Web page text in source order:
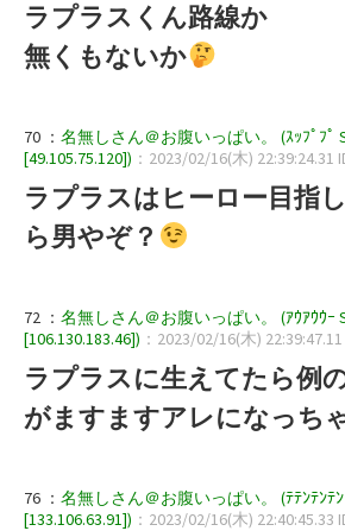
ラプラスくん路線か
無くもないか
70 ： 名無しさん＠お腹いっぱい。 (ｽｯﾌﾟﾌﾟ
[49.105.75.120]) ：2023/02/16(木) 22:39:24.31
ラプラスはヒーロー目指
ら男やぞ？
72 ： 名無しさん＠お腹いっぱい。 (ｱｳｱｳｳｰ
[106.130.183.46]) ：2023/02/16(木)
ラプラスに生えてたら例
がますますアレになっち
76 ： 名無しさん＠お腹いっぱい。 (ﾃﾃﾝﾃﾝﾃﾝ
[133.106.63.91]) ：2023/02/16(木) 22:40:45.33